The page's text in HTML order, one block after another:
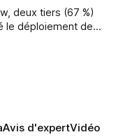
deux tiers (67 %)
le déploiement de
Les trois quarts (75
Avis d'expertVidéo